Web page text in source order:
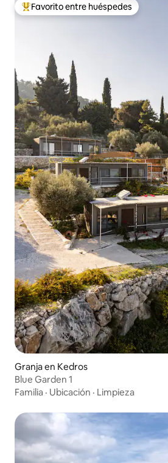
Favorito entre los huéspedes más
Favorito entre huéspedes
Granja en Kedros
Blue Garden 1
Familia · Ubicación · Limpieza